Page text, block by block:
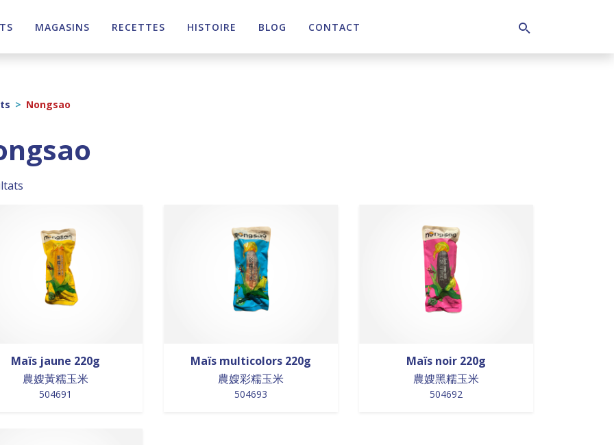
MAGASINS RECETTES HISTOIRE BLOG CONTACT
> Nongsao
Maïs jaune 220g
農嫂黃糯玉米
504691
Maïs multicolors 220g
農嫂彩糯玉米
504693
Maïs noir 220g
農嫂黑糯玉米
504692